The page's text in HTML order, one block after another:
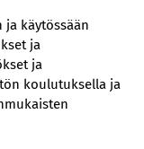
käytössään
ja
ja
koulutuksella ja